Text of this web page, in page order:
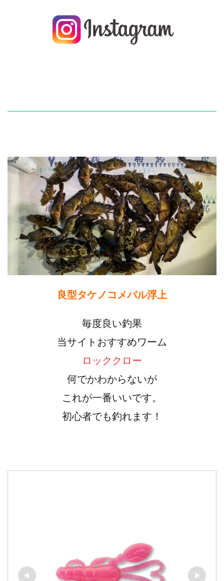
良型タケノコメバル浮上
毎度良い釣果
当サイトおすすめワーム
ロッククロー
何でかわからないが
これが一番いいです。
初心者でも釣れます！